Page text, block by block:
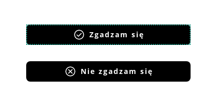
Zgadzam się
Nie zgadzam się